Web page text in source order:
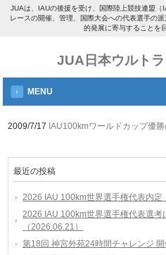
JUAは、IAUの後援を受け、国際陸上競技連盟
レースの開催、管理、国際大会への代表選手の
的発展に寄与することを
JUA日本ウルト
MENU
2009/7/17 IAU100kmワールドカップ優
最近の投稿
2026 IAU 100km世界選手権代表内定
2026 IAU 100km世界選手権代表選考
（2026.06.21）
第18回 神宮外苑24時間チャレンジ